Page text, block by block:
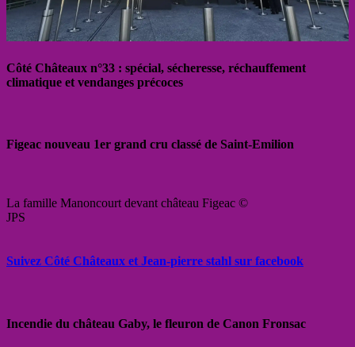
Côté Châteaux n°33 : spécial, sécheresse, réchauffement
climatique et vendanges précoces
Figeac nouveau 1er grand cru classé de Saint-Emilion
La famille Manoncourt devant château Figeac ©
JPS
Suivez Côté Châteaux et Jean-pierre stahl sur facebook
Incendie du château Gaby, le fleuron de Canon Fronsac